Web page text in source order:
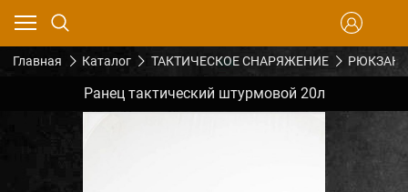
Главная Каталог ТАКТИЧЕСКОЕ СНАРЯЖЕНИЕ
Ранец тактический штурмовой 20л